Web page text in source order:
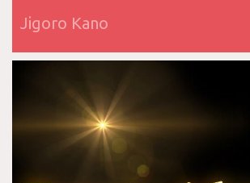
Jigoro Kano